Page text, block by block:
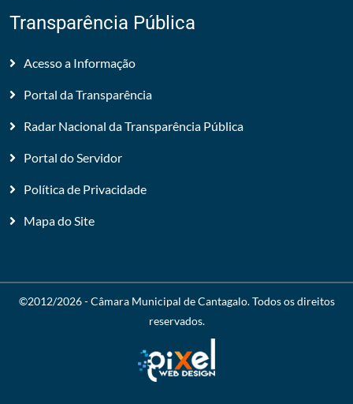
Transparência Pública
Acesso a Informação
Portal da Transparência
Radar Nacional da Transparência Pública
Portal do Servidor
Política de Privacidade
Mapa do Site
©2012/2026 -Câmara Municipal de Cantagalo. Todos os direitos
reservados.